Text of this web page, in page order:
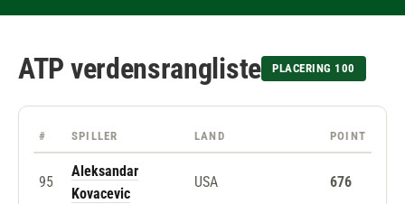
ATP verdensrangliste PLACERING 100
# SPILLER LAND POINT
95
Aleksandar
Kovacevic
USA 676